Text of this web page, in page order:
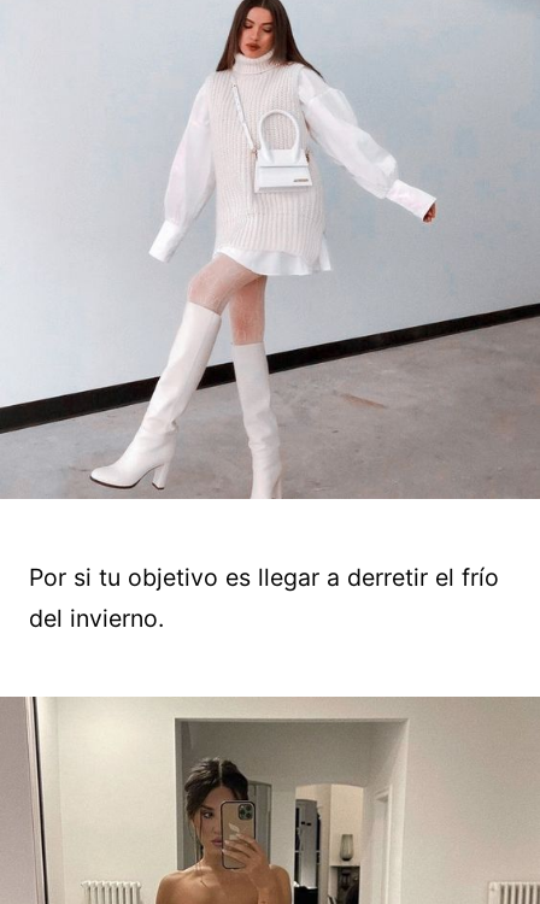
Por si tu objetivo es llegar a derretir el frío
del invierno.